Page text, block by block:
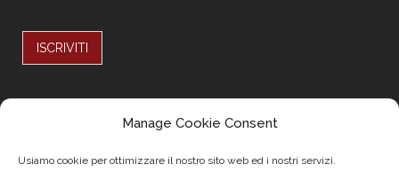
Manage Cookie Consent
Usiamo cookie per ottimizzare il nostro sito web ed i nostri servizi.
ISCRIVITI
Seguici su